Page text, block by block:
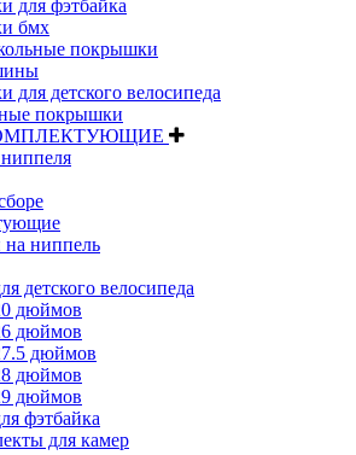
для фэтбайка
бмх
покрышки
детского велосипеда
покрышки
на ниппель
детского велосипеда
дюймов
дюймов
дюймов
дюймов
дюймов
фэтбайка
для камер